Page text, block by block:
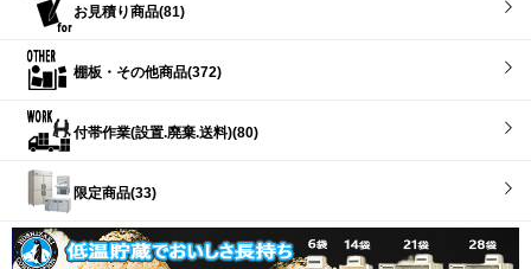
お見積り商品(81)
棚板・その他商品(372)
付帯作業(設置.廃棄.送料)(80)
限定商品(33)